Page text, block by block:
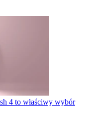
4 to właściwy wybór